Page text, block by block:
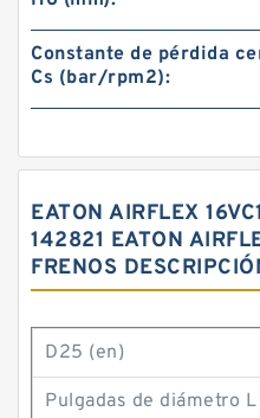
Constante de pérdida
Cs (bar/rpm2):
EATON AIRFLEX
142821 EATON
FRENOS
D25 (en)
Pulgadas de diámetro L